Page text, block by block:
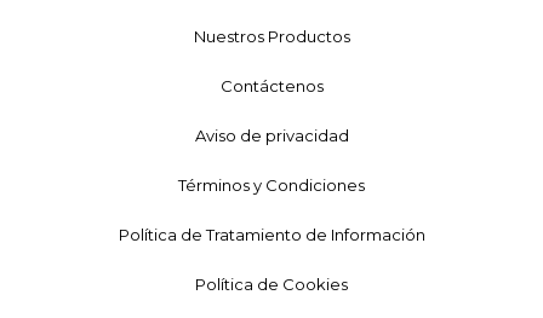
Nuestros Productos
Contáctenos
Aviso de privacidad
Términos y Condiciones
Política de Tratamiento de Información
Política de Cookies